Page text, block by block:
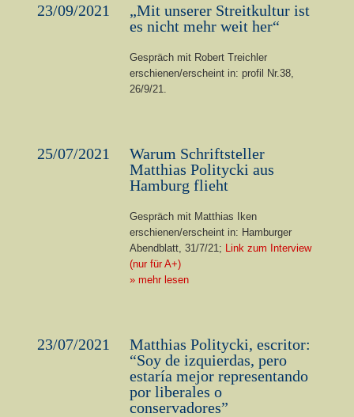
23/09/2021
„Mit unserer Streitkultur ist
es nicht mehr weit her“
Gespräch mit Robert Treichler
erschienen/erscheint in: profil Nr.38,
26/9/21.
25/07/2021
Warum Schriftsteller
Matthias Politycki aus
Hamburg flieht
Gespräch mit Matthias Iken
erschienen/erscheint in: Hamburger
Abendblatt, 31/7/21;
Link zum Interview
(nur für A+)
» mehr lesen
23/07/2021
Matthias Politycki, escritor:
“Soy de izquierdas, pero
estaría mejor representando
por liberales o
conservadores”